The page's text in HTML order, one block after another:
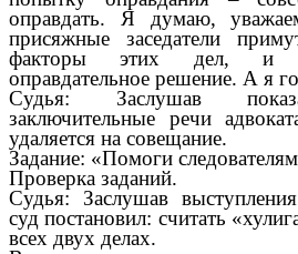
оправдать. Я думаю,
присяжные заседатели
факторы этих дел, и
оправдательное решение. А я
Судья: Заслушав
заключительные речи
удаляется на совещание.
Задание: «Помоги
Проверка заданий.
Судья: Заслушав
суд постановил: считать
всех двух делах.